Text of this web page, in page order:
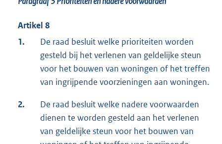
Artikel 8
1.
De raad besluit welke prioriteiten worden
gesteld bij het verlenen van geldelijke steun
voor het bouwen van woningen of het treffen
van ingrijpende voorzieningen aan woningen.
2.
De raad besluit welke nadere voorwaarden
dienen te worden gesteld aan het verlenen
van geldelijke steun voor het bouwen van